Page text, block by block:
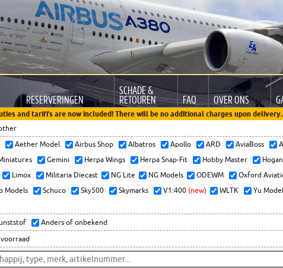
RESERVERINGEN
SCHADE &
RETOUREN FAQ OVER ONS
and tariffs are now included! There will be no additional charges upon delivery.
Aether Model Airbus Shop Albatros Apollo ARD AviaBoss
Gemini Herpa Wings Herpa Snap-Fit Hobby Master Hogan
Limox
Militaria Diecast NG Lite NG Models ODEWM Oxford
Models
Schuco Sky500 Skymarks V1:400 (new) WLTK Yu ModeL
Anders of onbekend